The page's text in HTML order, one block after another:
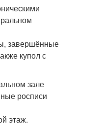
завершённые
купол с
зале
росписи
этаж.